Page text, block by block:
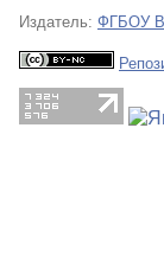
Издатель: ФГБОУ